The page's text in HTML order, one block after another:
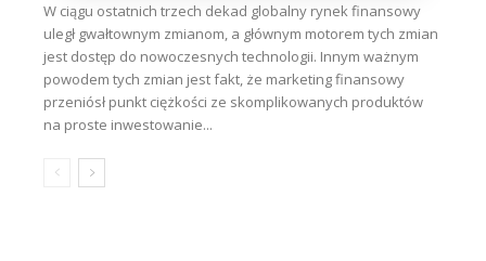
W ciągu ostatnich trzech dekad globalny rynek finansowy
uległ gwałtownym zmianom, a głównym motorem tych zmian
jest dostęp do nowoczesnych technologii. Innym ważnym
powodem tych zmian jest fakt, że marketing finansowy
przeniósł punkt ciężkości ze skomplikowanych produktów
na proste inwestowanie...